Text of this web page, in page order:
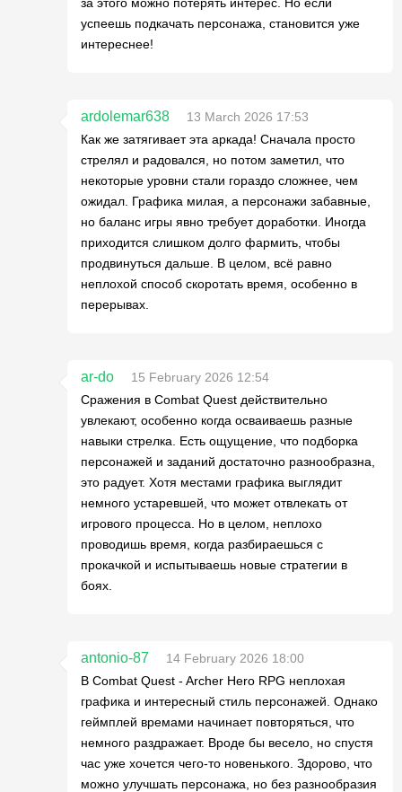
успеешь подкачать персонажа, становится уже
интереснее!
ardolemar638
13 March 2026 17:53
Как же затягивает эта аркада! Сначала просто
стрелял и радовался, но потом заметил, что
некоторые уровни стали гораздо сложнее, чем
ожидал. Графика милая, а персонажи забавные,
но баланс игры явно требует доработки. Иногда
приходится слишком долго фармить, чтобы
продвинуться дальше. В целом, всё равно
неплохой способ скоротать время, особенно в
перерывах.
ar-do
15 February 2026 12:54
Сражения в Combat Quest действительно
увлекают, особенно когда осваиваешь разные
навыки стрелка. Есть ощущение, что подборка
персонажей и заданий достаточно разнообразна,
это радует. Хотя местами графика выглядит
немного устаревшей, что может отвлекать от
игрового процесса. Но в целом, неплохо
проводишь время, когда разбираешься с
прокачкой и испытываешь новые стратегии в
боях.
antonio-87
14 February 2026 18:00
В Combat Quest - Archer Hero RPG неплохая
графика и интересный стиль персонажей. Однако
геймплей времами начинает повторяться, что
немного раздражает. Вроде бы весело, но спустя
час уже хочется чего-то новенького. Здорово, что
можно улучшать персонажа, но без разнообразия